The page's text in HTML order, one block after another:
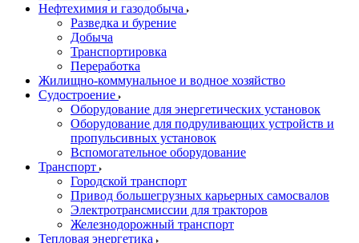
Нефтехимия и газодобыча
Разведка и бурение
Добыча
Транспортировка
Переработка
Жилищно-коммунальное и водное хозяйство
Судостроение
Оборудование для энергетических установок
Оборудование для подруливающих устройств и
пропульсивных установок
Вспомогательное оборудование
Транспорт
Городской транспорт
Привод большегрузных карьерных самосвалов
Электротрансмиссии для тракторов
Железнодорожный транспорт
Тепловая энергетика